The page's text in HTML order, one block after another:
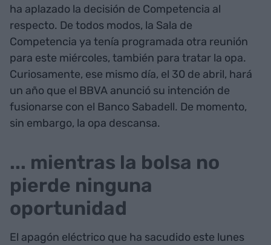
ha aplazado la decisión de Competencia al
respecto. De todos modos, la Sala de
Competencia ya tenía programada otra reunión
para este miércoles, también para tratar la opa.
Curiosamente, ese mismo día, el 30 de abril, hará
un año que el BBVA anunció su intención de
fusionarse con el Banco Sabadell. De momento,
sin embargo, la opa descansa.
... mientras la bolsa no
pierde ninguna
oportunidad
El apagón eléctrico que ha sacudido este lunes